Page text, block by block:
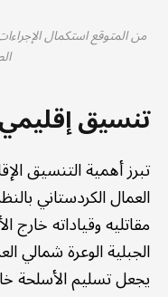
من المتوقع استكمال
تنسيق إقليمي
تبرز أهمية التنسيق
العمال الكردستاني
مقاتليه وقياداته خارج
الجبلية الوعرة شمالي
يجعل تسليم الأسلحة